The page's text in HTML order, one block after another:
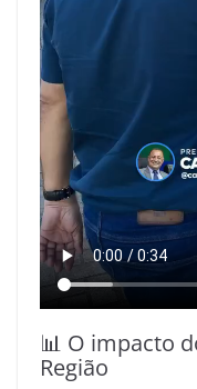
📊 O impacto
Região